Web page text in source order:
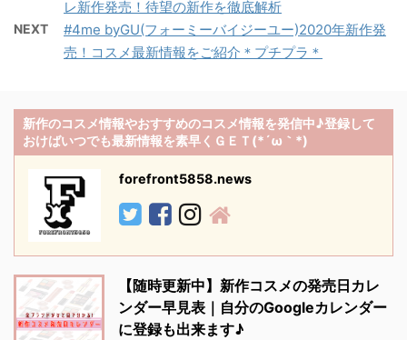
レ新作発売！待望の新作を徹底解析
NEXT
#4me byGU(フォーミーバイジーユー)2020年新作発
売！コスメ最新情報をご紹介＊プチプラ＊
新作のコスメ情報やおすすめのコスメ情報を発信中♪登録して
おけばいつでも最新情報を素早くＧＥＴ(*´ω｀*)
forefront5858.news
【随時更新中】新作コスメの発売日カレ
ンダー早見表｜自分のGoogleカレンダー
に登録も出来ます♪